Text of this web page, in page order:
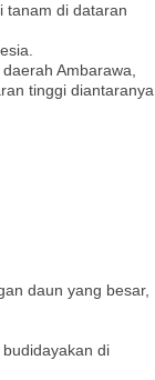
tanam di dataran
Ambarawa,
tinggi diantaranya
daun yang besar,
di